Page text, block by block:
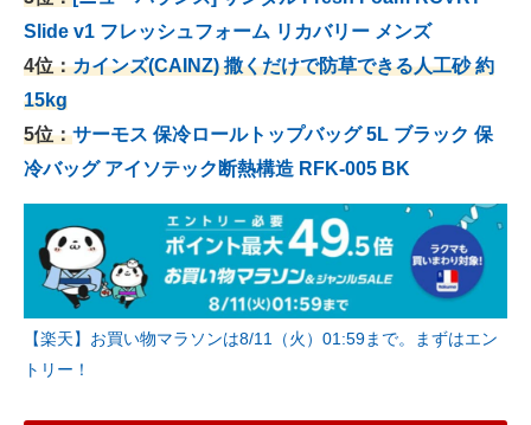
Slide v1 フレッシュフォーム リカバリー メンズ
4位：カインズ(CAINZ) 撒くだけで防草できる人工砂 約
15kg
5位：サーモス 保冷ロールトップバッグ 5L ブラック 保
冷バッグ アイソテック断熱構造 RFK-005 BK
【楽天】お買い物マラソンは8/11（火）01:59まで。まずはエン
トリー！